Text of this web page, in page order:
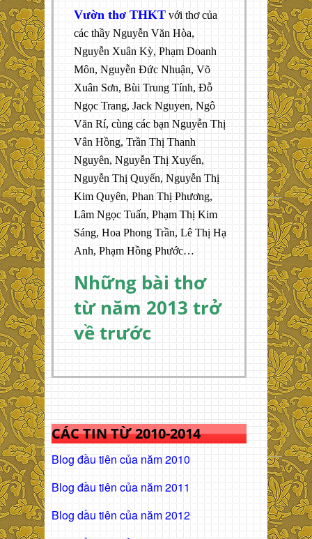
Vườn thơ THKT với thơ của
các thầy Nguyễn Văn Hòa,
Nguyễn Xuân Kỳ, Phạm Doanh
Môn, Nguyễn Đức Nhuận, Võ
Xuân Sơn, Bùi Trung Tính, Đỗ
Ngọc Trang, Jack Nguyen, Ngô
Văn Rí, cùng các bạn Nguyễn Thị
Vân Hồng, Trần Thị Thanh
Nguyên, Nguyễn Thị Xuyến,
Nguyễn Thị Quyến, Nguyễn Thị
Kim Quyên, Phan Thị Phương,
Lâm Ngọc Tuấn, Phạm Thị Kim
Sáng, Hoa Phong Trần, Lê Thị Hạ
Anh, Phạm Hồng Phước…
Những bài thơ
từ năm 2013 trở
về trước
CÁC TIN TỪ 2010-2014
Blog đầu tiên của năm 2010
Blog đầu tiên của năm 2011
Blog dầu tiên của năm 2012